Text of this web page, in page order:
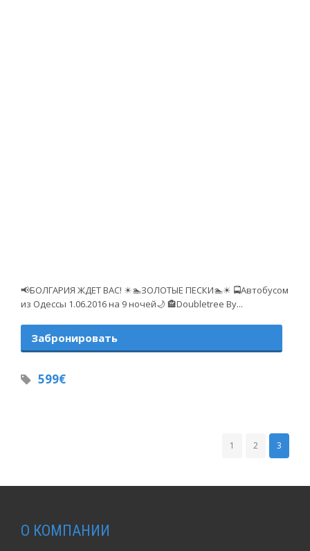
📢БОЛГАРИЯ ЖДЕТ ВАС! ☀🏊ЗОЛОТЫЕ ПЕСКИ🏊☀ 🚍Автобусом
из Одессы 1.06.2016 на 9 ночей🌙 🏤Doubletree By...
Забронировать
599€
1 2 3
О КОМПАНИИ